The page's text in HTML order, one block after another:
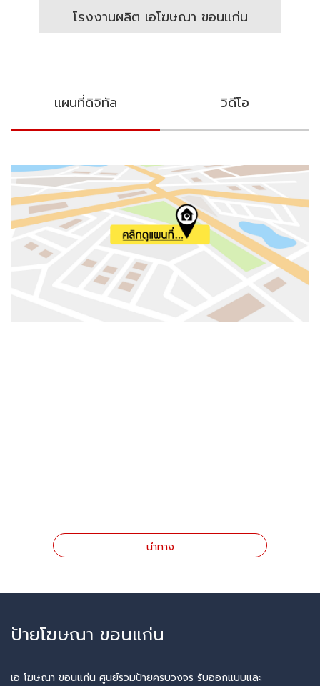
โรงงานผลิต เอโฆษณา ขอนแก่น
แผนที่ดิจิทัล วิดีโอ
นำทาง
ป้ายโฆษณา ขอนแก่น
เอ โฆษณา ขอนแก่น ศูนย์รวมป้ายครบวงจร รับออกแบบและ